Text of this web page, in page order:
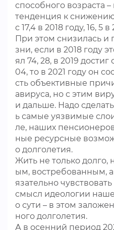
способного возраста
тенденция к
с 17,4 в 2018 году, 16, 5
При этом снизилась и
зни, если в 2018 году
ял 74, 28, в 2019
04, то в 2021 году он
сть объективные
авируса, но с этим
и дальше. Надо
ь самые уязвимые
ле, наших
ные ресурсные
о долголетия.
Жить не только долго,
ым, востребованным,
язательно
смысл идеологии
о сути – в этом
ного долголетия.
А в осенний период